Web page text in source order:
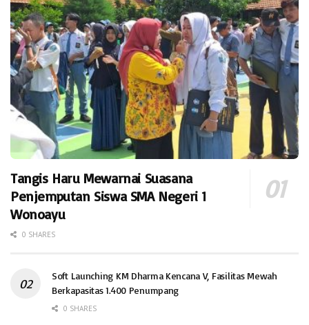
Tangis Haru Mewarnai Suasana
Penjemputan Siswa SMA Negeri 1
Wonoayu
0 SHARES
Soft Launching KM Dharma Kencana V, Fasilitas Mewah
Berkapasitas 1.400 Penumpang
0 SHARES